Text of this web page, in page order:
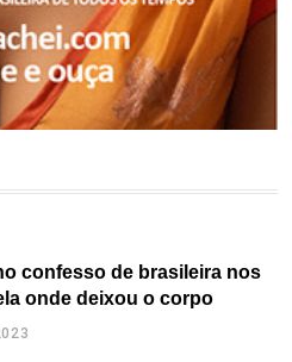
confesso de brasileira nos
onde deixou o corpo